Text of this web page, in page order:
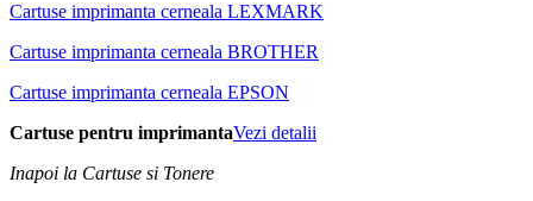
Cartuse imprimanta cerneala LEXMARK
Cartuse imprimanta cerneala BROTHER
Cartuse imprimanta cerneala EPSON
Cartuse pentru imprimantaVezi detalii
Inapoi la Cartuse si Tonere